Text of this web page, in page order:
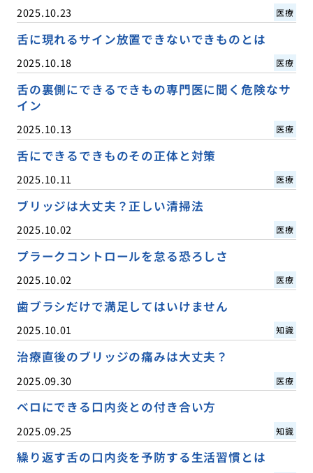
2025.10.23 医療
舌に現れるサイン放置できないできものとは
2025.10.18 医療
舌の裏側にできるできもの専門医に聞く危険なサ
イン
2025.10.13 医療
舌にできるできものその正体と対策
2025.10.11 医療
ブリッジは大丈夫？正しい清掃法
2025.10.02 医療
プラークコントロールを怠る恐ろしさ
2025.10.02 医療
歯ブラシだけで満足してはいけません
2025.10.01 知識
治療直後のブリッジの痛みは大丈夫？
2025.09.30 医療
ベロにできる口内炎との付き合い方
2025.09.25 知識
繰り返す舌の口内炎を予防する生活習慣とは